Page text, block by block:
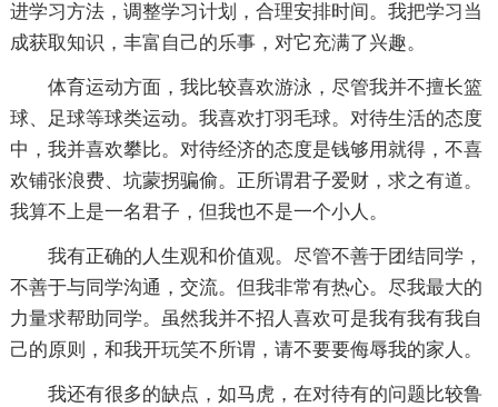
进学习方法，调整学习计划，合理安排时间。我把学习当
成获取知识，丰富自己的乐事，对它充满了兴趣。
体育运动方面，我比较喜欢游泳，尽管我并不擅长篮
球、足球等球类运动。我喜欢打羽毛球。对待生活的态度
中，我并喜欢攀比。对待经济的态度是钱够用就得，不喜
欢铺张浪费、坑蒙拐骗偷。正所谓君子爱财，求之有道。
我算不上是一名君子，但我也不是一个小人。
我有正确的人生观和价值观。尽管不善于团结同学，
不善于与同学沟通，交流。但我非常有热心。尽我最大的
力量求帮助同学。虽然我并不招人喜欢可是我有我有我自
己的原则，和我开玩笑不所谓，请不要要侮辱我的家人。
我还有很多的缺点，如马虎，在对待有的问题比较鲁